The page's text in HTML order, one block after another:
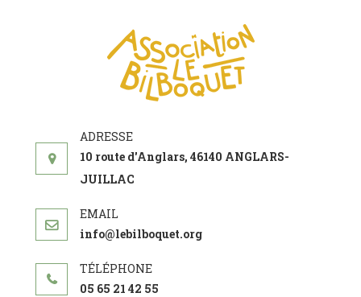
10 route d'Anglars, 46140 ANGLARS-
JUILLAC
info@lebilboquet.org
05 65 21 42 55